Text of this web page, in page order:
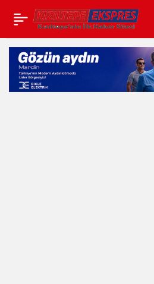
Partilerin Mardin
milletvekili aday
listesi